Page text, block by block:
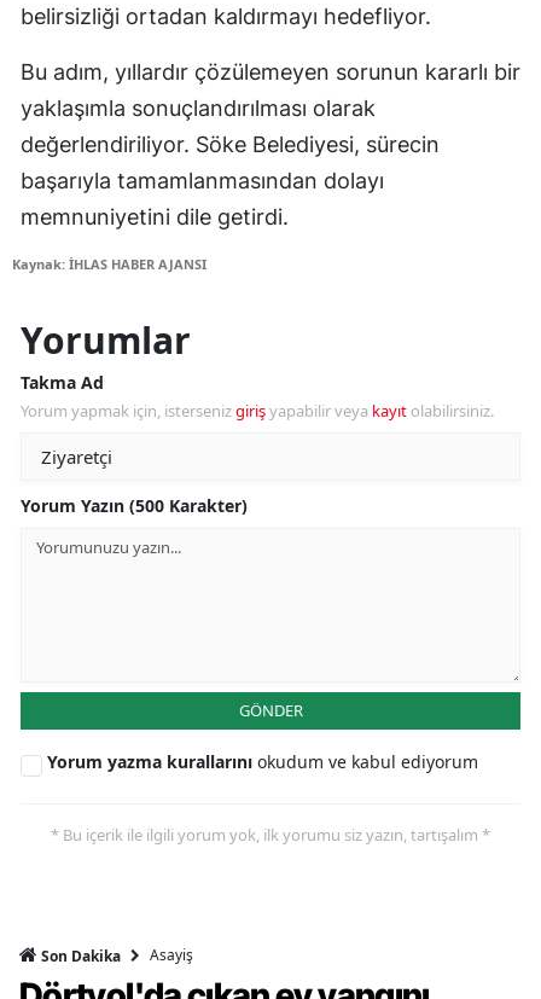
belirsizliği ortadan kaldırmayı hedefliyor.
Bu adım, yıllardır çözülemeyen sorunun kararlı bir
yaklaşımla sonuçlandırılması olarak
değerlendiriliyor. Söke Belediyesi, sürecin
başarıyla tamamlanmasından dolayı
memnuniyetini dile getirdi.
Kaynak: İHLAS HABER AJANSI
Yorumlar
Takma Ad
Yorum yapmak için, istersenizgirişyapabilir veya kayıt olabilirsiniz.
Yorum Yazın (500 Karakter)
GÖNDER
Yorum yazma kurallarını okudum ve kabul ediyorum
* Bu içerik ile ilgili yorum yok, ilk yorumu siz yazın, tartışalım *
Son Dakika Asayiş